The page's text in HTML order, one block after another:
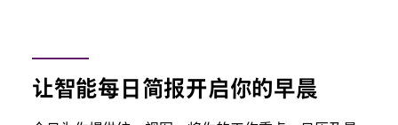
让智能每日简报开启你的早晨